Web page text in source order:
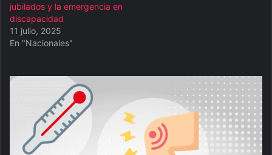
jubilados y la emergencia en
discapacidad
11 julio, 2025
En "Nacionales"